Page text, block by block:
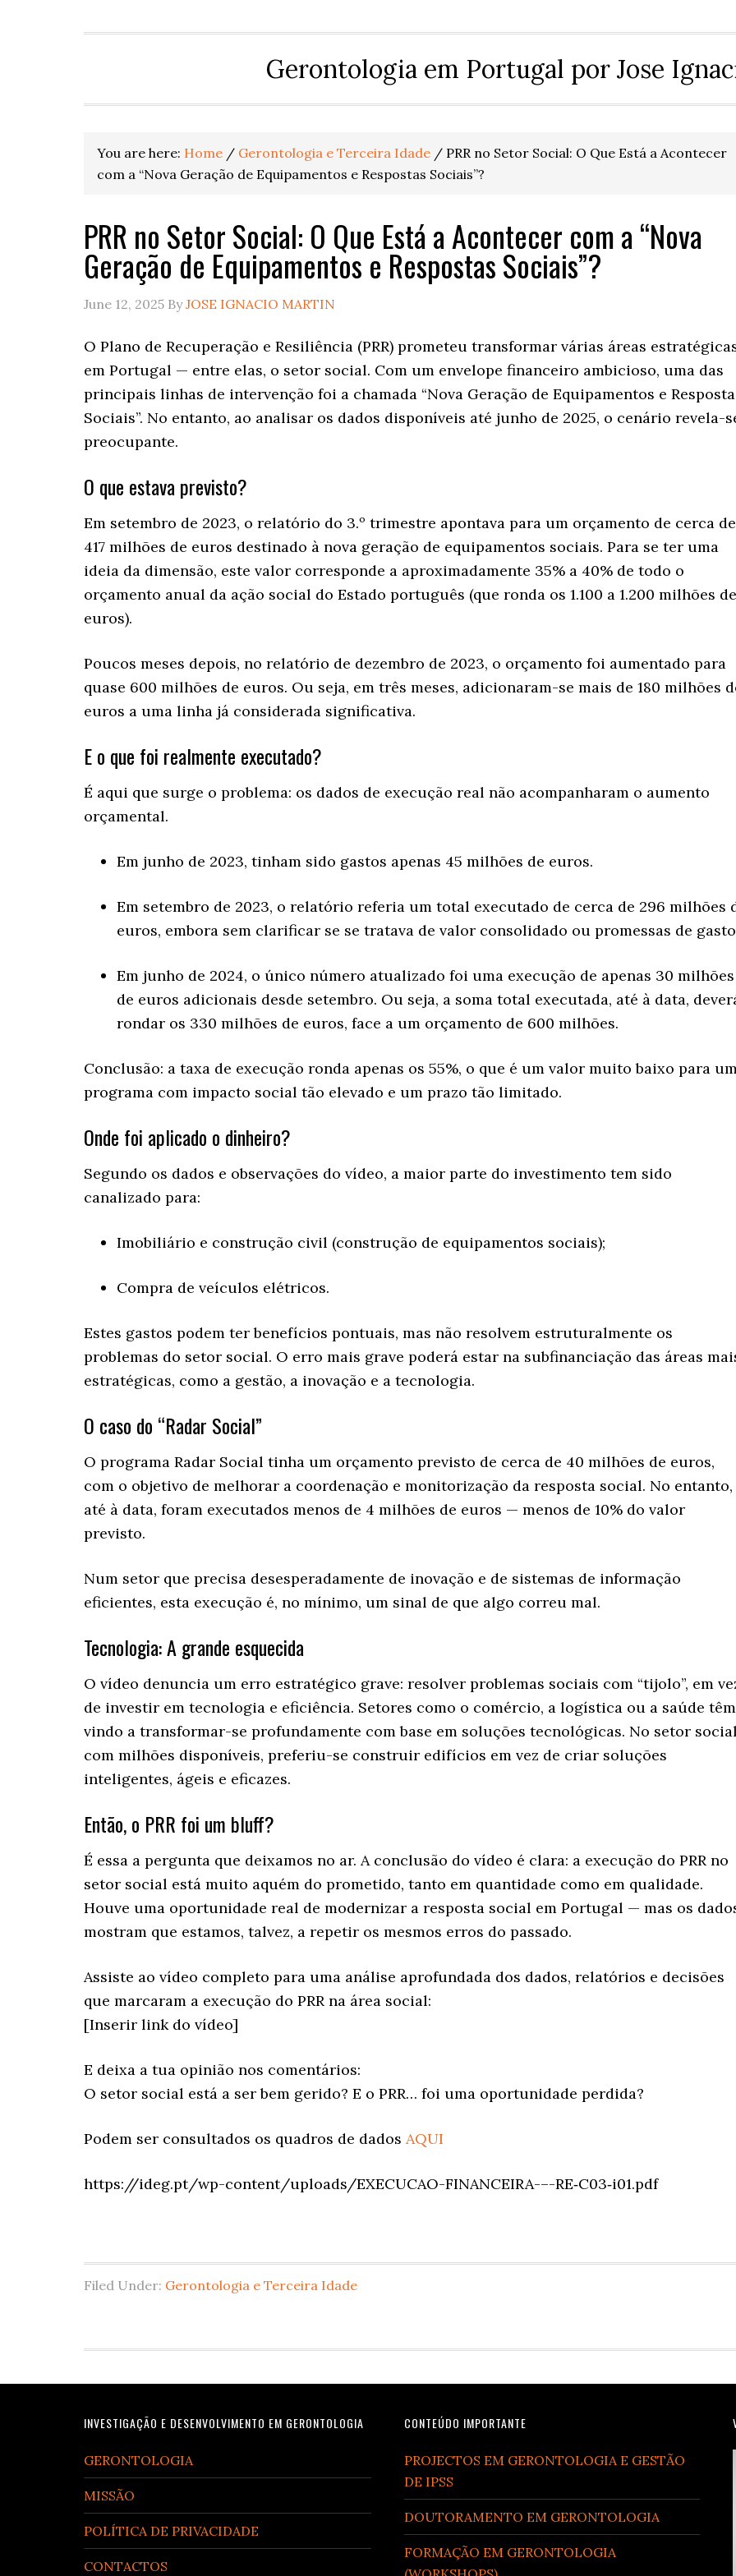
Gerontologia em Portugal por Jose
You are here: Home / Gerontologia e Terceira Idade / PRR no Setor Social: O Que Está a Acontecer
com a “Nova Geração de Equipamentos e Respostas Sociais”?
PRR no Setor Social: O Que Está a Acontecer com a “Nova
Geração de Equipamentos e Respostas Sociais”?
June 12, 2025 ByJOSE IGNACIO MARTIN
O Plano de Recuperação e Resiliência (PRR) prometeu transformar várias áreas
em Portugal — entre elas, o setor social. Com um envelope financeiro ambicioso, uma das
principais linhas de intervenção foi a chamada “Nova Geração de Equipamentos e
Sociais”. No entanto, ao analisar os dados disponíveis até junho de 2025, o cenário revela-
preocupante.
O que estava previsto?
Em setembro de 2023, o relatório do 3.º trimestre apontava para um orçamento de cerca de
417 milhões de euros destinado à nova geração de equipamentos sociais. Para se ter uma
ideia da dimensão, este valor corresponde a aproximadamente 35% a 40% de todo o
orçamento anual da ação social do Estado português (que ronda os 1.100 a 1.200 milhões de
euros).
Poucos meses depois, no relatório de dezembro de 2023, o orçamento foi aumentado para
quase 600 milhões de euros. Ou seja, em três meses, adicionaram-se mais de 180 milhões
euros a uma linha já considerada significativa.
E o que foi realmente executado?
É aqui que surge o problema: os dados de execução real não acompanharam o aumento
orçamental.
Em junho de 2023, tinham sido gastos apenas 45 milhões de euros.
Em setembro de 2023, o relatório referia um total executado de cerca de 296 milhões
euros, embora sem clarificar se se tratava de valor consolidado ou promessas de
Em junho de 2024, o único número atualizado foi uma execução de apenas 30 milhões
de euros adicionais desde setembro. Ou seja, a soma total executada, até à data,
rondar os 330 milhões de euros, face a um orçamento de 600 milhões.
Conclusão: a taxa de execução ronda apenas os 55%, o que é um valor muito baixo para
programa com impacto social tão elevado e um prazo tão limitado.
Onde foi aplicado o dinheiro?
Segundo os dados e observações do vídeo, a maior parte do investimento tem sido
canalizado para:
Imobiliário e construção civil (construção de equipamentos sociais);
Compra de veículos elétricos.
Estes gastos podem ter benefícios pontuais, mas não resolvem estruturalmente os
problemas do setor social. O erro mais grave poderá estar na subfinanciação das áreas
estratégicas, como a gestão, a inovação e a tecnologia.
O caso do “Radar Social”
O programa Radar Social tinha um orçamento previsto de cerca de 40 milhões de euros,
com o objetivo de melhorar a coordenação e monitorização da resposta social. No entanto,
até à data, foram executados menos de 4 milhões de euros — menos de 10% do valor
previsto.
Num setor que precisa desesperadamente de inovação e de sistemas de informação
eficientes, esta execução é, no mínimo, um sinal de que algo correu mal.
Tecnologia: A grande esquecida
O vídeo denuncia um erro estratégico grave: resolver problemas sociais com “tijolo”, em
de investir em tecnologia e eficiência. Setores como o comércio, a logística ou a saúde têm
vindo a transformar-se profundamente com base em soluções tecnológicas. No setor
com milhões disponíveis, preferiu-se construir edifícios em vez de criar soluções
inteligentes, ágeis e eficazes.
Então, o PRR foi um bluff?
É essa a pergunta que deixamos no ar. A conclusão do vídeo é clara: a execução do PRR no
setor social está muito aquém do prometido, tanto em quantidade como em qualidade.
Houve uma oportunidade real de modernizar a resposta social em Portugal — mas os
mostram que estamos, talvez, a repetir os mesmos erros do passado.
Assiste ao vídeo completo para uma análise aprofundada dos dados, relatórios e decisões
que marcaram a execução do PRR na área social:
[Inserir link do vídeo]
E deixa a tua opinião nos comentários:
O setor social está a ser bem gerido? E o PRR… foi uma oportunidade perdida?
Podem ser consultados os quadros de dados AQUI
https://ideg.pt/wp-content/uploads/EXECUCAO-FINANCEIRA-–-RE‑C03‑i01.pdf
Filed Under: Gerontologia e Terceira Idade
INVESTIGAÇÃO E DESENVOLVIMENTO EM GERONTOLOGIA
GERONTOLOGIA
MISSÃO
POLÍTICA DE PRIVACIDADE
CONTACTOS
CONTEÚDO IMPORTANTE
PROJECTOS EM GERONTOLOGIA E GESTÃO
DE IPSS
DOUTORAMENTO EM GERONTOLOGIA
FORMAÇÃO EM GERONTOLOGIA